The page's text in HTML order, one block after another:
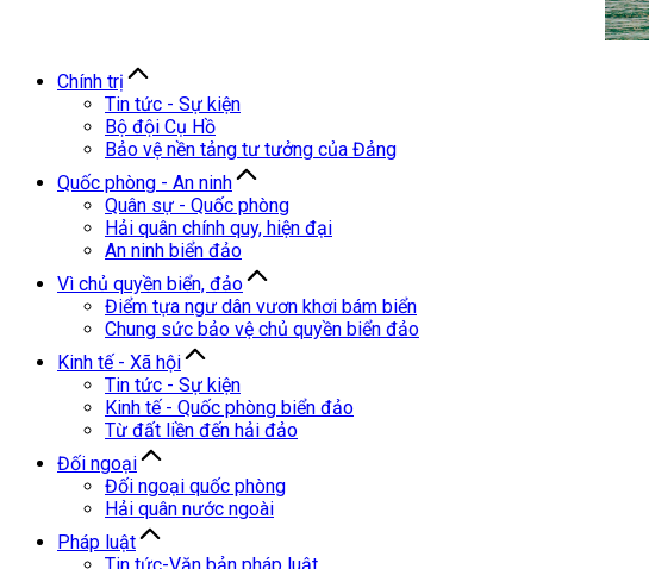
Chính trị
Tin tức - Sự kiện
Bộ đội Cụ Hồ
Bảo vệ nền tảng tư tưởng của Đảng
Quốc phòng - An ninh
Quân sự - Quốc phòng
Hải quân chính quy, hiện đại
An ninh biển đảo
Vì chủ quyền biển, đảo
Điểm tựa ngư dân vươn khơi bám biển
Chung sức bảo vệ chủ quyền biển đảo
Kinh tế - Xã hội
Tin tức - Sự kiện
Kinh tế - Quốc phòng biển đảo
Từ đất liền đến hải đảo
Đối ngoại
Đối ngoại quốc phòng
Hải quân nước ngoài
Pháp luật